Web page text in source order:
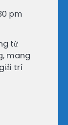
pm
từ
mang
trí